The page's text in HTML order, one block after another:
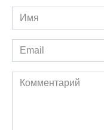
Имя
*
Email
*
Комментарий